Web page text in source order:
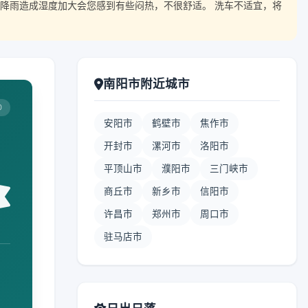
雨造成湿度加大会您感到有些闷热，不很舒适。 洗车不适宜，将
南阳市附近城市
安阳市 鹤壁市 焦作市
开封市 漯河市 洛阳市
平顶山市 濮阳市 三门峡市
商丘市 新乡市 信阳市
许昌市 郑州市 周口市
驻马店市